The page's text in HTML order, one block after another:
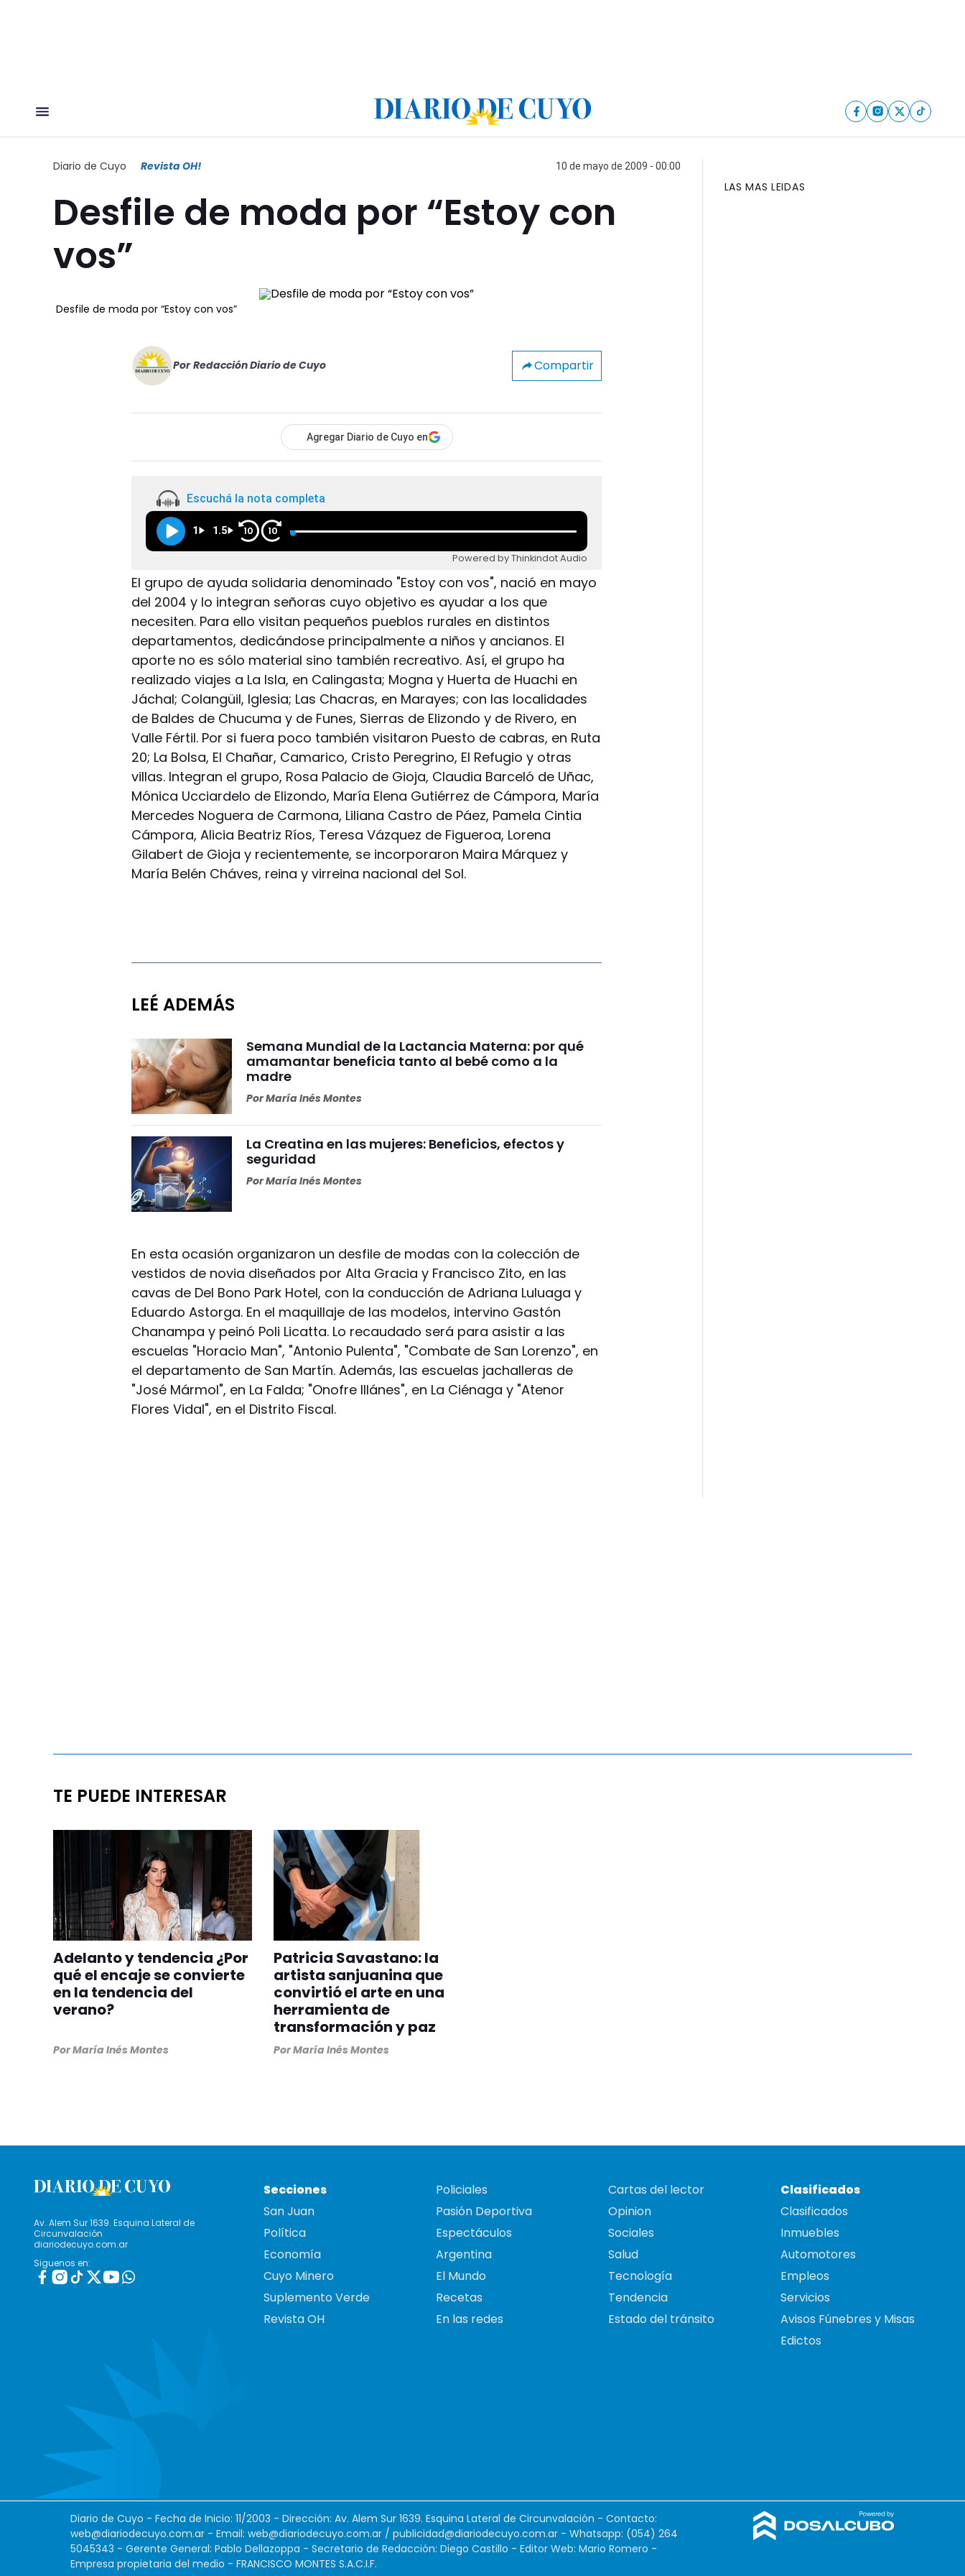
Diario de Cuyo Revista OH! 10 de mayo de 2009 - 00:00
Desfile de moda por “Estoy con
vos”
Desfile de moda por “Estoy con vos”
Por Redacción Diario de Cuyo Compartir
Agregar Diario de Cuyo en
Escuchá la nota completa
1 1.5 10 10
Powered by Thinkindot Audio
El grupo de ayuda solidaria denominado "Estoy con vos", nació en mayo
del 2004 y lo integran señoras cuyo objetivo es ayudar a los que
necesiten. Para ello visitan pequeños pueblos rurales en distintos
departamentos, dedicándose principalmente a niños y ancianos. El
aporte no es sólo material sino también recreativo. Así, el grupo ha
realizado viajes a La Isla, en Calingasta; Mogna y Huerta de Huachi en
Jáchal; Colangüil, Iglesia; Las Chacras, en Marayes; con las localidades
de Baldes de Chucuma y de Funes, Sierras de Elizondo y de Rivero, en
Valle Fértil. Por si fuera poco también visitaron Puesto de cabras, en Ruta
20; La Bolsa, El Chañar, Camarico, Cristo Peregrino, El Refugio y otras
villas. Integran el grupo, Rosa Palacio de Gioja, Claudia Barceló de Uñac,
Mónica Ucciardelo de Elizondo, María Elena Gutiérrez de Cámpora, María
Mercedes Noguera de Carmona, Liliana Castro de Páez, Pamela Cintia
Cámpora, Alicia Beatriz Ríos, Teresa Vázquez de Figueroa, Lorena
Gilabert de Gioja y recientemente, se incorporaron Maira Márquez y
María Belén Cháves, reina y virreina nacional del Sol.
LEÉ ADEMÁS
Semana Mundial de la Lactancia Materna: por qué
amamantar beneficia tanto al bebé como a la
madre
PorMaría Inés Montes
La Creatina en las mujeres: Beneficios, efectos y
seguridad
PorMaría Inés Montes
En esta ocasión organizaron un desfile de modas con la colección de
vestidos de novia diseñados por Alta Gracia y Francisco Zito, en las
cavas de Del Bono Park Hotel, con la conducción de Adriana Luluaga y
Eduardo Astorga. En el maquillaje de las modelos, intervino Gastón
Chanampa y peinó Poli Licatta. Lo recaudado será para asistir a las
escuelas "Horacio Man", "Antonio Pulenta", "Combate de San Lorenzo", en
el departamento de San Martín. Además, las escuelas jachalleras de
"José Mármol", en La Falda; "Onofre Illánes", en La Ciénaga y "Atenor
Flores Vidal", en el Distrito Fiscal.
LAS MAS LEIDAS
TE PUEDE INTERESAR
Adelanto y tendencia ¿Por
qué el encaje se convierte
en la tendencia del
verano?
PorMaría Inés Montes
Patricia Savastano: la
artista sanjuanina que
convirtió el arte en una
herramienta de
transformación y paz
PorMaría Inés Montes
Av. Alem Sur 1639. Esquina Lateral de
Circunvalación
diariodecuyo.com.ar
Siguenos en:
Secciones
San Juan
Política
Economía
Cuyo Minero
Suplemento Verde
Revista OH
Policiales
Pasión Deportiva
Espectáculos
Argentina
El Mundo
Recetas
En las redes
Cartas del lector
Opinion
Sociales
Salud
Tecnología
Tendencia
Estado del tránsito
Clasificados
Clasificados
Inmuebles
Automotores
Empleos
Servicios
Avisos Fúnebres y Misas
Edictos
Diario de Cuyo - Fecha de Inicio: 11/2003 - Dirección: Av. Alem Sur 1639. Esquina Lateral de Circunvalación - Contacto:
web@diariodecuyo.com.ar - Email: web@diariodecuyo.com.ar / publicidad@diariodecuyo.com.ar - Whatsapp: (054) 264
5045343 - Gerente General: Pablo Dellazoppa - Secretario de Redacción: Diego Castillo - Editor Web: Mario Romero -
Empresa propietaria del medio - FRANCISCO MONTES S.A.C.I.F.